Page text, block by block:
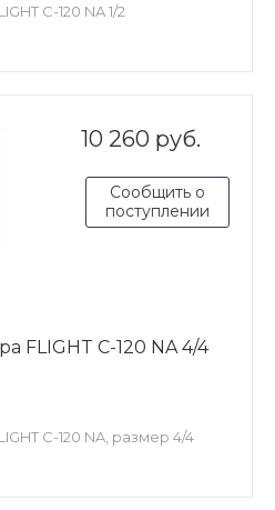
C-120 NA 1/2
10 260 руб.
Сообщить о
поступлении
FLIGHT C-120 NA 4/4
C-120 NA, размер 4/4